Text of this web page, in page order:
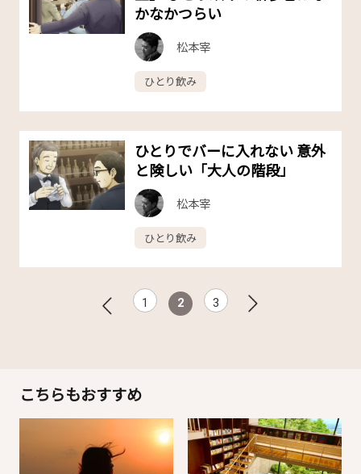
かなかつらい
松本宰
ひとり飲み
ひとりでバーに入れない 意外
と険しい「大人の階段」
松本宰
ひとり飲み
1 2 3
こちらもおすすめ